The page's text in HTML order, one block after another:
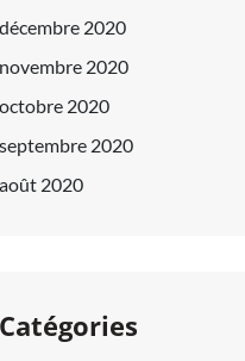
décembre 2020
novembre 2020
octobre 2020
septembre 2020
août 2020
Catégories